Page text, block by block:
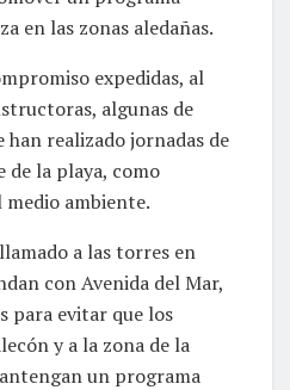
en las zonas aledañas.
expedidas, al
algunas de
han realizado jornadas de
la playa, como
ambiente.
a las torres en
con Avenida del Mar,
para evitar que los
y a la zona de la
un programa